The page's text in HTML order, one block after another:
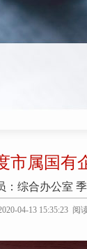
市属国有
：综合办公室 季
04-13 15:35:23 阅